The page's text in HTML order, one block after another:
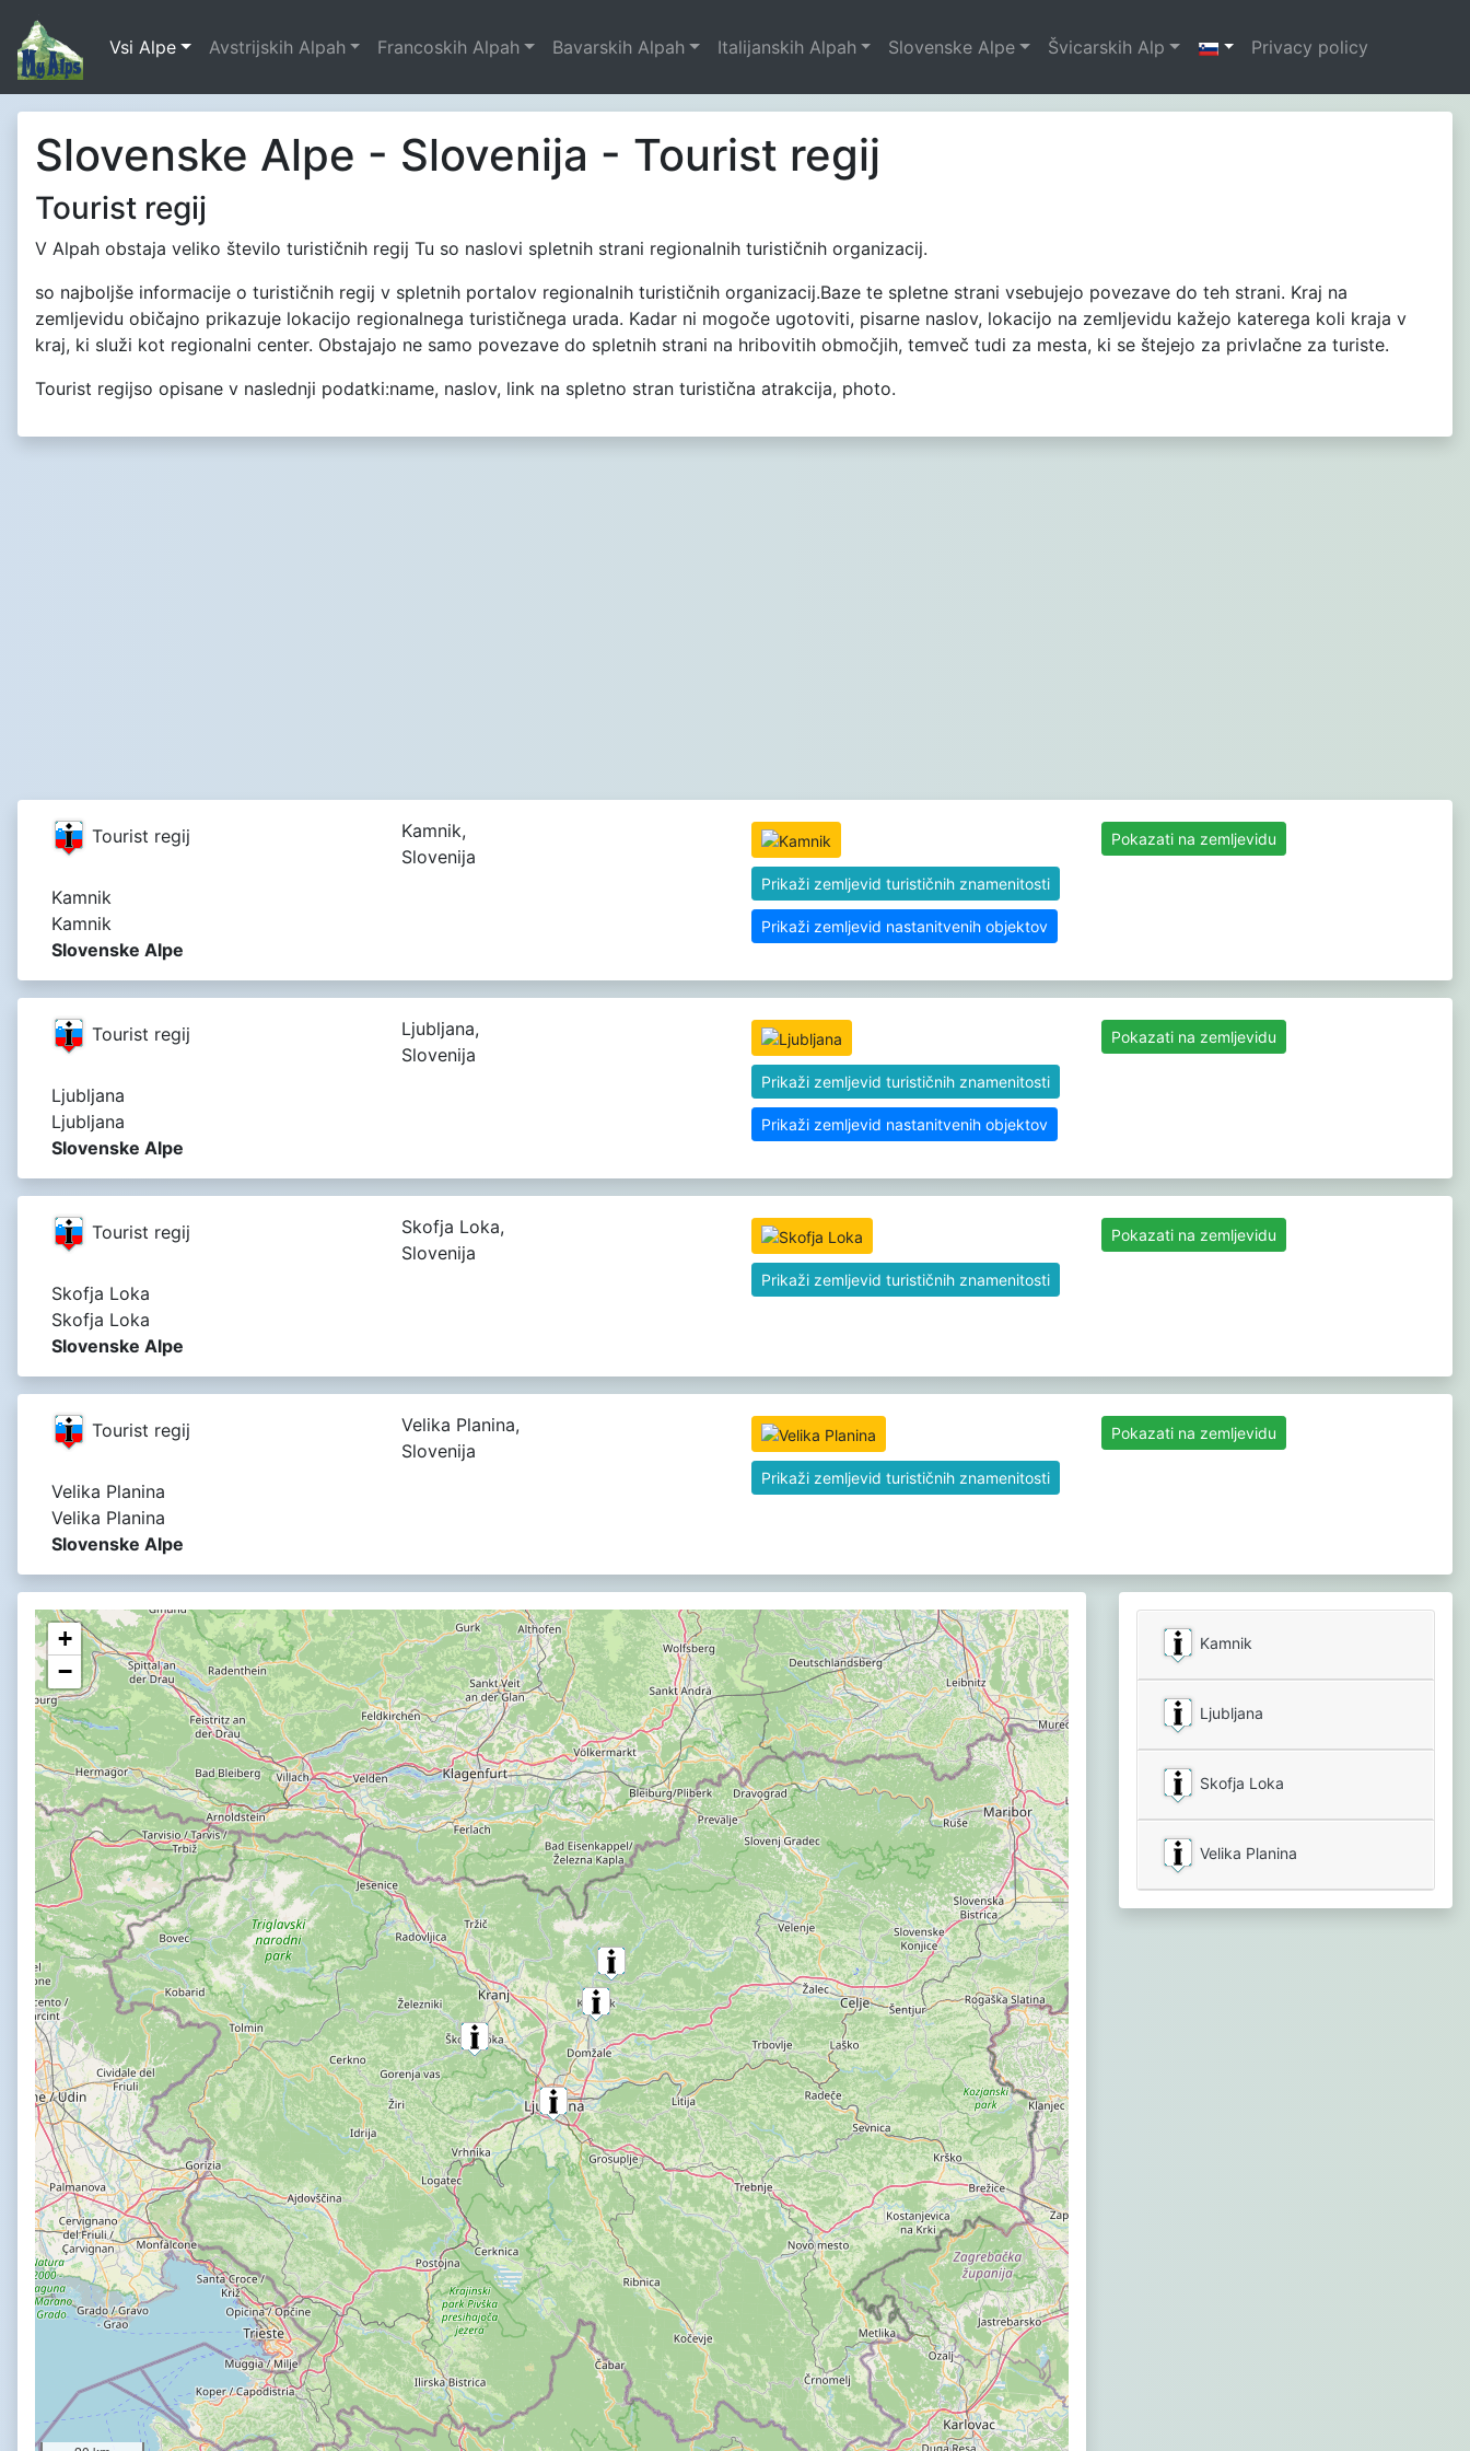
Vsi Alpe Avstrijskih Alpah Francoskih Alpah Bavarskih Alpah Italijanskih Alpah Slovenske Alpe Švicarskih Alp Privacy policy
Slovenske Alpe - Slovenija - Tourist regij
Tourist regij
V Alpah obstaja veliko število turističnih regij Tu so naslovi spletnih strani regionalnih turističnih organizacij.
so najboljše informacije o turističnih regij v spletnih portalov regionalnih turističnih organizacij.Baze te spletne strani vsebujejo povezave do teh strani. Kraj na
zemljevidu običajno prikazuje lokacijo regionalnega turističnega urada. Kadar ni mogoče ugotoviti, pisarne naslov, lokacijo na zemljevidu kažejo katerega koli kraja v
kraj, ki služi kot regionalni center. Obstajajo ne samo povezave do spletnih strani na hribovitih območjih, temveč tudi za mesta, ki se štejejo za privlačne za turiste.
Tourist regijso opisane v naslednji podatki:name, naslov, link na spletno stran turistična atrakcija, photo.
Tourist regij
Kamnik
Kamnik
Slovenske Alpe
Kamnik,
Slovenija
Prikaži zemljevid turističnih znamenitosti
Prikaži zemljevid nastanitvenih objektov
Pokazati na zemljevidu
Tourist regij
Ljubljana
Ljubljana
Slovenske Alpe
Ljubljana,
Slovenija
Prikaži zemljevid turističnih znamenitosti
Prikaži zemljevid nastanitvenih objektov
Pokazati na zemljevidu
Tourist regij
Skofja Loka
Skofja Loka
Slovenske Alpe
Skofja Loka,
Slovenija
Prikaži zemljevid turističnih znamenitosti
Pokazati na zemljevidu
Tourist regij
Velika Planina
Velika Planina
Slovenske Alpe
Velika Planina,
Slovenija
Prikaži zemljevid turističnih znamenitosti
Pokazati na zemljevidu
+
−
Kamnik
Ljubljana
Skofja Loka
Velika Planina